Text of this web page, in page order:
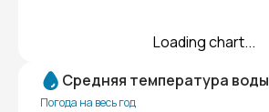
Loading chart...
Средняя температура воды
Погода на весь год